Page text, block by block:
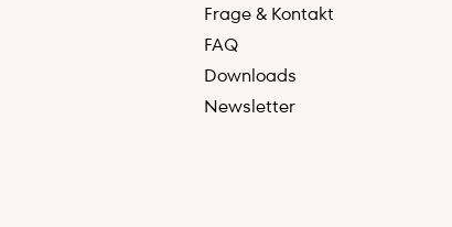
Frage & Kontakt
FAQ
Downloads
Newsletter